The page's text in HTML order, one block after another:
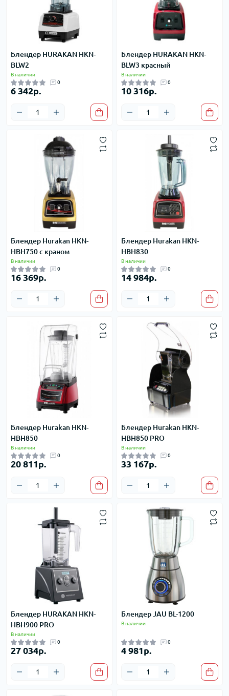
Блендер HURAKAN HKN-
BLW2
В наличии
0
6 342р.
Блендер HURAKAN HKN-
BLW3 красный
В наличии
0
10 316р.
Блендер Hurakan HKN-
HBH750 с краном
В наличии
0
16 369р.
Блендер Hurakan HKN-
HBH830
В наличии
0
14 984р.
Блендер Hurakan HKN-
HBH850
В наличии
0
20 811р.
Блендер Hurakan HKN-
HBH850 PRO
В наличии
0
33 167р.
Блендер HURAKAN HKN-
HBH900 PRO
В наличии
0
27 034р.
Блендер JAU BL-1200
В наличии
0
4 981р.